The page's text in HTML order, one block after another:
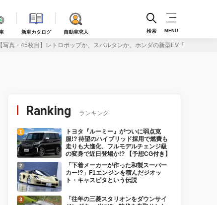
新車カタログ 自動車求人 検索 MENU
【写真・45枚目】レトロポップか、スパルタンか。ホンダの新型EV「スーパー
Ranking ランキング
トヨタ『ルーミー』がついに弱点克
服!? 待望のハイブリッド採用で燃費も
走りも大進化、フルモデルチェンジ級
の変身で近日登場か!? 【予想CG付き】
「下着メーカーが作った和製スーパー
カー!?」F1エンジンを積んだジオッ
ト・キャスピタという伝説
「往年の三菱スタリオンをダウンサイ